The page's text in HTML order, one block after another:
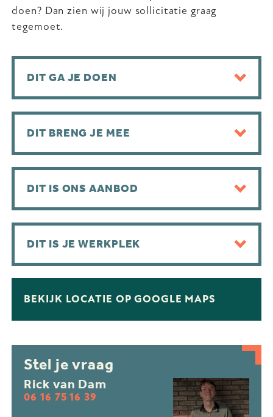
doen? Dan zien wij jouw sollicitatie graag
tegemoet.
DIT GA JE DOEN
DIT BRENG JE MEE
DIT IS ONS AANBOD
DIT IS JE WERKPLEK
BEKIJK LOCATIE OP GOOGLE MAPS
Stel je vraag
Rick van Dam
06 16 75 16 39